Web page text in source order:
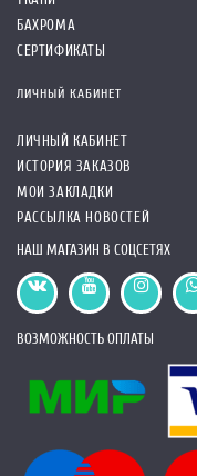
БАХРОМА
СЕРТИФИКАТЫ
ЛИЧНЫЙ КАБИНЕТ
ЛИЧНЫЙ КАБИНЕТ
ИСТОРИЯ ЗАКАЗОВ
МОИ ЗАКЛАДКИ
РАССЫЛКА НОВОСТЕЙ
НАШ МАГАЗИН В СОЦСЕТЯХ
ВОЗМОЖНОСТЬ ОПЛАТЫ